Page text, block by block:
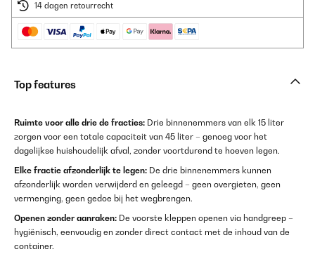
14 dagen retourrecht
Top features
Ruimte voor alle drie de fracties: Drie binnenemmers van elk 15 liter
zorgen voor een totale capaciteit van 45 liter – genoeg voor het
dagelijkse huishoudelijk afval, zonder voortdurend te hoeven legen.
Elke fractie afzonderlijk te legen: De drie binnenemmers kunnen
afzonderlijk worden verwijderd en geleegd – geen overgieten, geen
vermenging, geen gedoe bij het wegbrengen.
Openen zonder aanraken: De voorste kleppen openen via handgreep –
hygiënisch, eenvoudig en zonder direct contact met de inhoud van de
container.